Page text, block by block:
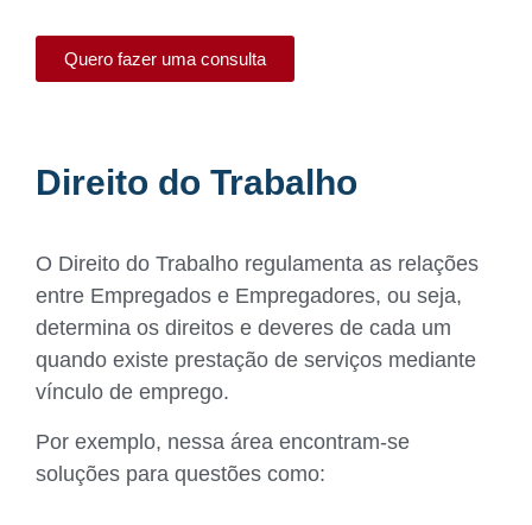
Quero fazer uma consulta
Direito do Trabalho
O Direito do Trabalho regulamenta as relações
entre Empregados e Empregadores, ou seja,
determina os direitos e deveres de cada um
quando existe prestação de serviços mediante
vínculo de emprego.
Por exemplo, nessa área encontram-se
soluções para questões como: